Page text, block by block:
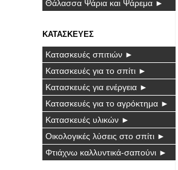
Θάλασσα Ψάρια και Ψάρεμα ►
ΚΑΤΑΣΚΕΥΕΣ
Κατασκευές σπιτιών ►
Κατασκευές για το σπίτι ►
Κατασκευές για ενέργεια ►
Κατασκευές για το αγρόκτημα ►
Κατασκευές υλικών ►
Οικολογικές λύσεις στο σπίτι ►
Φτιάχνω καλλυντικά-σαπούνι ►